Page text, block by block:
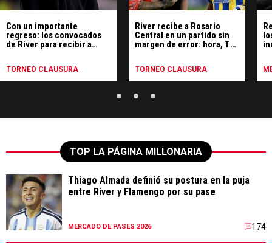
Con un importante
regreso: los convocados
de River para recibir a
TORNEO CLAUSURA
River recibe a Rosario
Central en un partido sin
margen de error: hora, TV
TORNEO CLAUSURA
TOP LA PÁGINA MILLONARIA
Thiago Almada definió su postura en la puja
entre River y Flamengo por su pase
MERCADO DE PASES 2026 174